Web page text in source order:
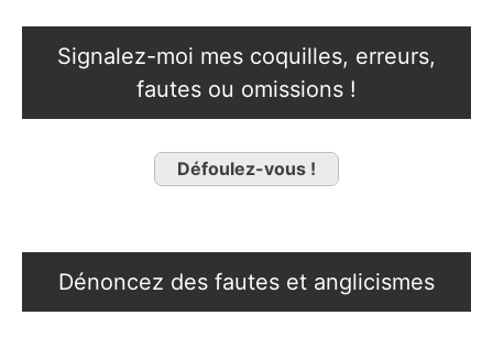
Signalez-moi mes coquilles, erreurs,
fautes ou omissions !
Défoulez-vous !
Dénoncez des fautes et anglicismes